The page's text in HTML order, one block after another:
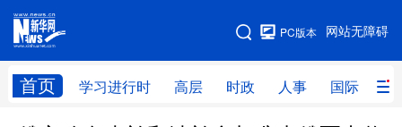
网站无障碍
PC版本
首页 学习进行时 高层 时政 人事 国际 财
网站地图